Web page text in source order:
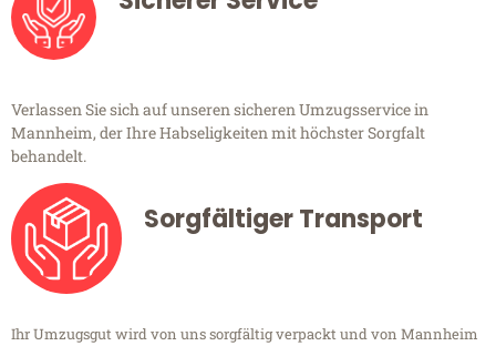
Verlassen Sie sich auf unseren sicheren Umzugsservice in
Mannheim, der Ihre Habseligkeiten mit höchster Sorgfalt
behandelt.
Sorgfältiger Transport
Ihr Umzugsgut wird von uns sorgfältig verpackt und von Mannheim